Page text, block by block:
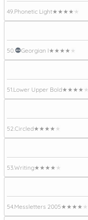
49. Phonetic Light★★★★★
50. Georgian I★★★★★
51. Lower Upper Bold★★★★★
52. Circled★★★★★
53.Writing★★★★★
54. Messletters 2005★★★★★